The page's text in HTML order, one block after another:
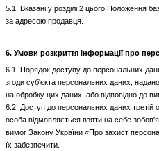
5.1. Вказані у розділі 2 цього Положення
за адресою продавця.
6. Умови розкриття інформації про
6.1. Порядок доступу до персональних
згоди суб'єкта персональних даних,
на обробку цих даних, або відповідно до
6.2. Доступ до персональних даних третій
особа відмовляється взяти на себе
вимог Закону України «Про захист
їх забезпечити.